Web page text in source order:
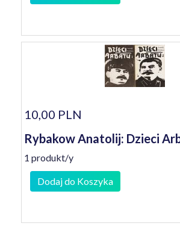
10,00 PLN
Rybakow Anatolij: Dzieci
1 produkt/y
Dodaj do Koszyka